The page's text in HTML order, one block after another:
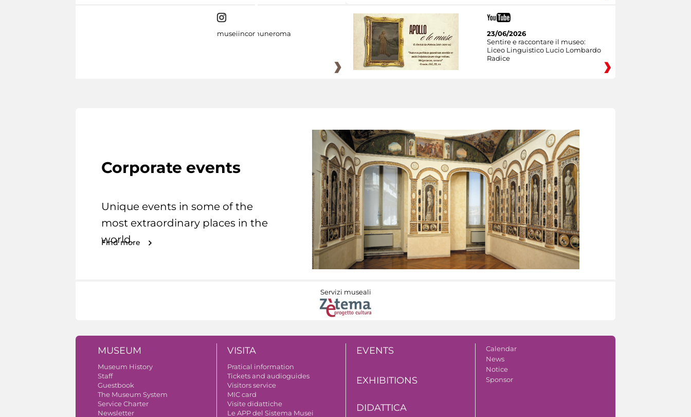
museiincomuneroma
23/06/2026
Sentire e raccontare il museo:
Liceo Linguistico Lucio Lombardo
Radice
Corporate events
Unique events in some of the
most extraordinary places in the
world.
Find more
Servizi museali
MUSEUM
Museum History
Staff
Guestbook
The Museum System
Service Charter
Newsletter
VISITA
Pratical information
Tickets and audioguides
Visitors service
MIC card
Visite didattiche
Le APP del Sistema Musei
EVENTS
EXHIBITIONS
DIDATTICA
Calendar
News
Notice
Sponsor